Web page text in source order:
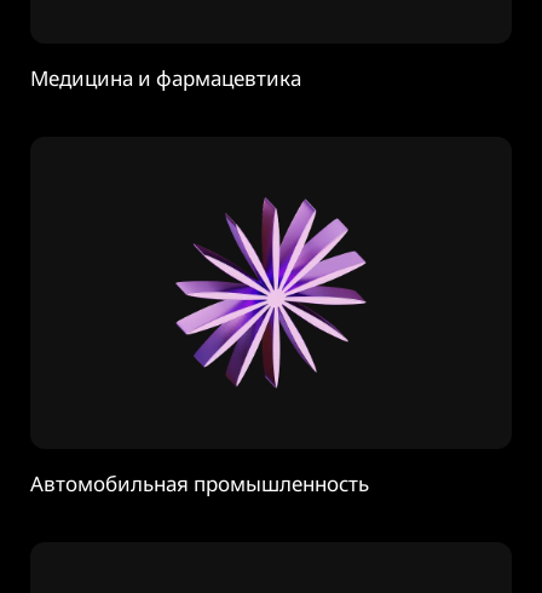
Медицина и фармацевтика
Автомобильная промышленность